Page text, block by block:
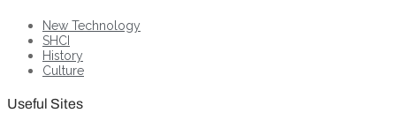
New Technology
SHCI
History
Culture
Useful Sites